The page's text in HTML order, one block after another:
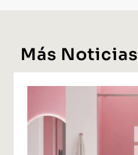
Más Noticias